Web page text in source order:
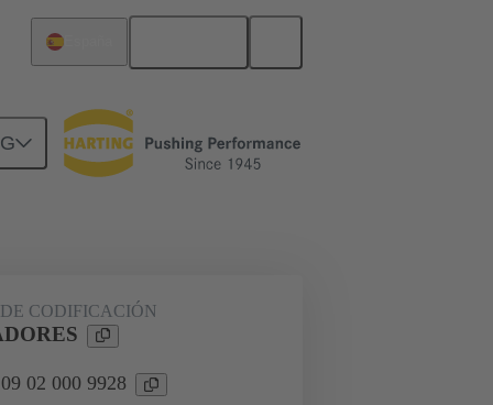
Productos
CODIFICACIÓN
02 000 9928